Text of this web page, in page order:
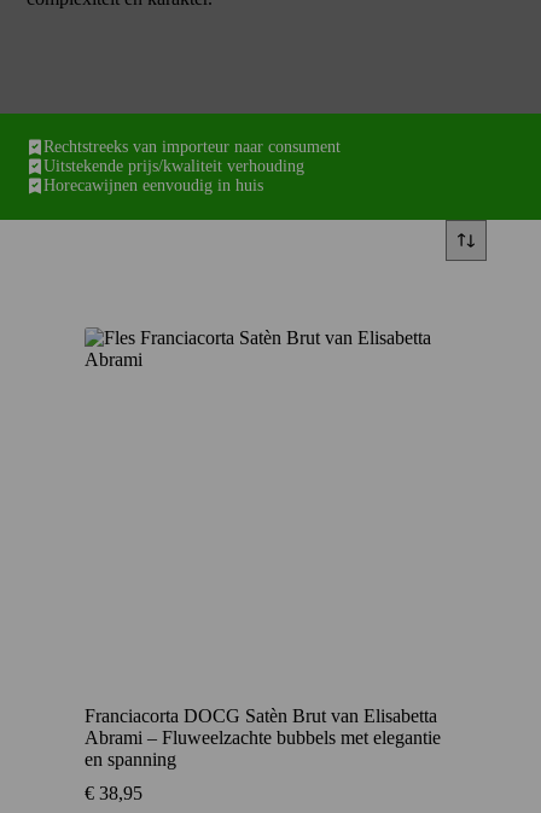
Rechtstreeks van importeur naar consument
Uitstekende prijs/kwaliteit verhouding
Horecawijnen eenvoudig in huis
Franciacorta DOCG Satèn Brut van Elisabetta
Abrami – Fluweelzachte bubbels met elegantie
en spanning
€ 38,95